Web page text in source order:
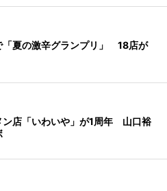
「夏の激辛グランプリ」 18店が
ン店「いわいや」が1周年 山口裕